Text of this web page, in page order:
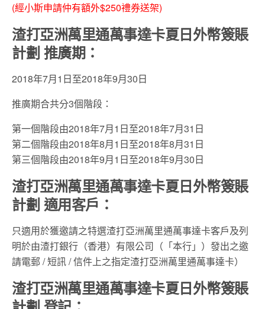
(經小斯申請仲有額外$250禮券送架)
渣打亞洲萬里通萬事達卡夏日外幣簽賬
計劃 推廣期：
2018年7月1日至2018年9月30日
推廣期合共分3個階段：
第一個階段由2018年7月1日至2018年7月31日
第二個階段由2018年8月1日至2018年8月31日
第三個階段由2018年9月1日至2018年9月30日
渣打亞洲萬里通萬事達卡夏日外幣簽賬
計劃 適用客戶：
只適用於獲邀請之特選渣打亞洲萬里通萬事達卡客戶及列
明於由渣打銀行（香港）有限公司（「本行」）發出之邀
請電郵 / 短訊 / 信件上之指定渣打亞洲萬里通萬事達卡）
渣打亞洲萬里通萬事達卡夏日外幣簽賬